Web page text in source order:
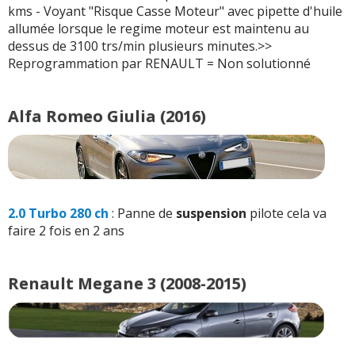
kms - Voyant "Risque Casse Moteur" avec pipette d'huile
allumée lorsque le regime moteur est maintenu au
dessus de 3100 trs/min plusieurs minutes.>>
Reprogrammation par RENAULT = Non solutionné
Alfa Romeo Giulia (2016)
2.0 Turbo 280 ch : Panne de suspension pilote cela va
faire 2 fois en 2 ans
Renault Megane 3 (2008-2015)